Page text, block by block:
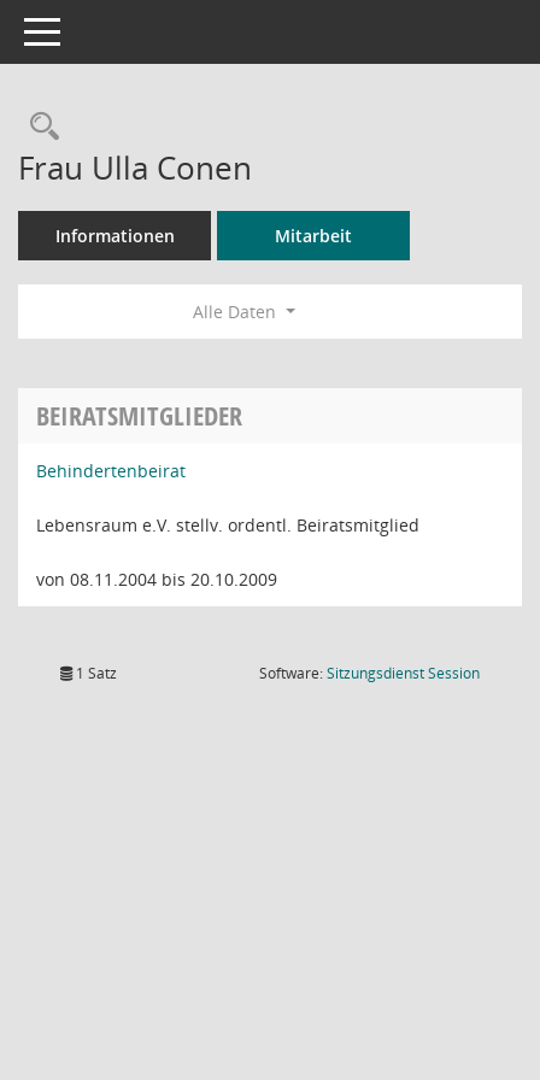
Toggle navigation
Rechercheauswahl
Frau Ulla Conen
Informationen Mitarbeit
Alle Daten
BEIRATSMITGLIEDER
Behindertenbeirat
Lebensraum e.V. stellv. ordentl. Beiratsmitglied
von 08.11.2004 bis 20.10.2009
1 Satz Software:SitzungsdienstSession(Wird in